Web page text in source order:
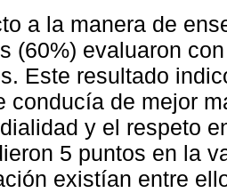
a la manera de
(60%) evaluaron
Este resultado
conducía de mejor
y el respeto
5 puntos en la
existían entre